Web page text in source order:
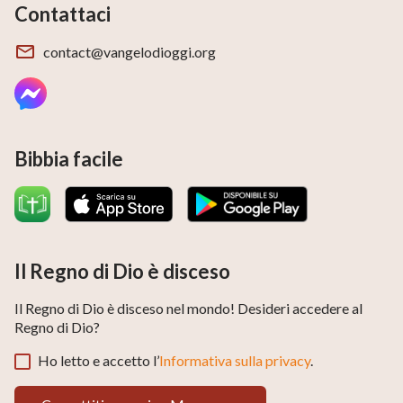
commossi: che voce splendida sono le parole di Dio
Onnipotente!
Parte del materiale di questo video è tratta da:
ESO
ESO/S. Brunier
ESO/J. Emerson/VISTA.
ESO/J. Emerson/VISTA & R. Gendler.
R. Hurt (SSC), JPL-Caltech, NASA GLIMPSE Team
Contattaci
contact@vangelodioggi.org
Bibbia facile
Il Regno di Dio è disceso
Il Regno di Dio è disceso nel mondo! Desideri accedere al
Regno di Dio?
Ho letto e accetto l’Informativa sulla privacy.